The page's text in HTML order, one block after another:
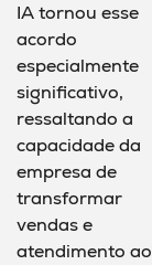
IA tornou esse
acordo
especialmente
significativo,
ressaltando a
capacidade da
empresa de
transformar
vendas e
atendimento ao